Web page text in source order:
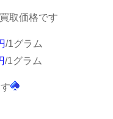
取価格です
/1グラム
/1グラム